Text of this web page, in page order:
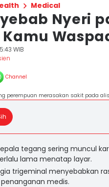
Medical
Nyeri
Kamu
WIB
Channel
perempuan merasakan sakit pada
tegang sering muncul
lama menatap layar.
trigeminal menyebabkan
medis.